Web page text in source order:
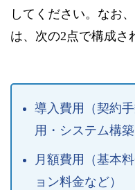
してください。なお
は、次の2点で構成さ
導入費用（契約
用・システム構築
月額費用（基本
ョン料金など）